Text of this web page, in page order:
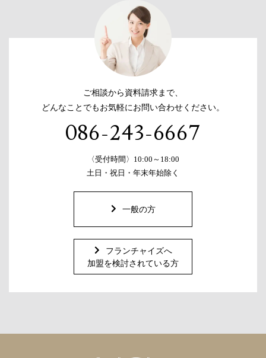
ご相談から資料請求まで、
どんなことでもお気軽にお問い合わせください。
086-243-6667
〈受付時間〉10:00～18:00
土日・祝日・年末年始除く
一般の方
フランチャイズへ
加盟を検討されている方